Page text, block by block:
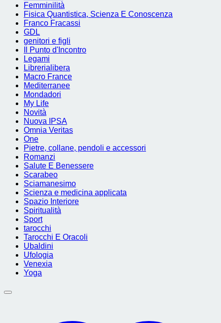
Femminilità
Fisica Quantistica, Scienza E Conoscenza
Franco Fracassi
GDL
genitori e figli
Il Punto d'Incontro
Legami
Librerialibera
Macro France
Mediterranee
Mondadori
My Life
Novità
Nuova IPSA
Omnia Veritas
One
Pietre, collane, pendoli e accessori
Romanzi
Salute E Benessere
Scarabeo
Sciamanesimo
Scienza e medicina applicata
Spazio Interiore
Spiritualità
Sport
tarocchi
Tarocchi E Oracoli
Ubaldini
Ufologia
Venexia
Yoga